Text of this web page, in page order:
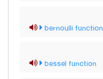
bernoulli function
bessel function